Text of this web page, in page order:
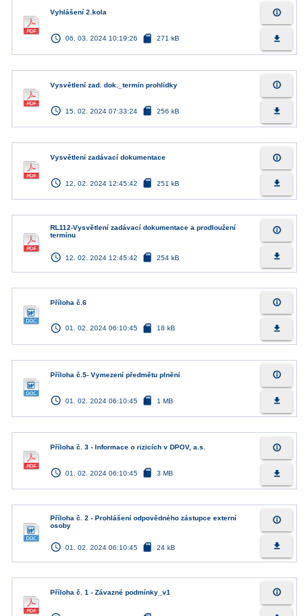
Vyhlášení 2.kola
access_time 06. 03. 2024 10:19:26 sd_card 271 kB
info_outline
file_download
Vysvětlení zad. dok._termín prohlídky
access_time 15. 02. 2024 07:33:24 sd_card 256 kB
info_outline
file_download
Vysvětlení zadávací dokumentace
access_time 12. 02. 2024 12:45:42 sd_card 251 kB
info_outline
file_download
RL112-Vysvětlení zadávací dokumentace a prodloužení
termínu
access_time 12. 02. 2024 12:45:42 sd_card 254 kB
info_outline
file_download
Příloha č.6
access_time 01. 02. 2024 06:10:45 sd_card 18 kB
info_outline
file_download
Příloha č.5- Vymezení předmětu plnění
access_time 01. 02. 2024 06:10:45 sd_card 1 MB
info_outline
file_download
Příloha č. 3 - Informace o rizicích v DPOV, a.s.
access_time 01. 02. 2024 06:10:45 sd_card 3 MB
info_outline
file_download
Příloha č. 2 - Prohlášení odpovědného zástupce externí
osoby
access_time 01. 02. 2024 06:10:45 sd_card 24 kB
info_outline
file_download
Příloha č. 1 - Závazné podmínky_v1 info_outline